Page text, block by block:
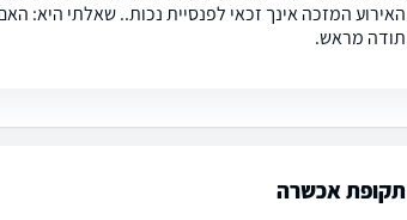
האירוע המזכה אינך זכאי לפנסיית נכות.. שאלתי היא:
תודה מראש.
תקופת אכשרה